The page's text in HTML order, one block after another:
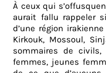
À ceux qui
aurait fallu rappeler
d’une région
Kirkouk, Mossoul,
sommaires de
femmes, jeunes